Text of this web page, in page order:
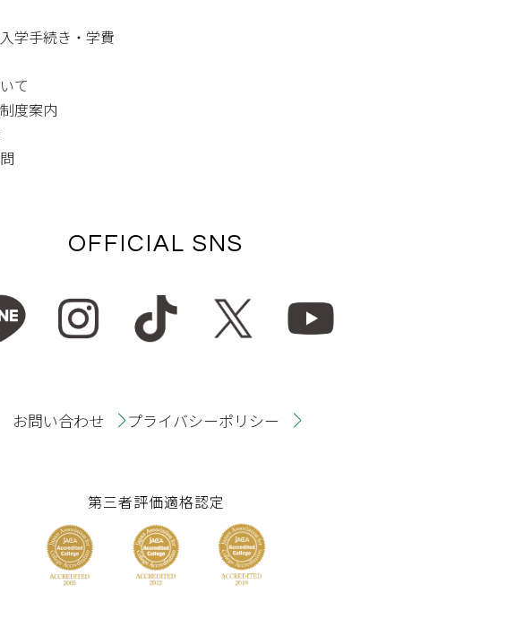
学手続き・学費
て
度案内
OFFICIAL SNS
お問い合わせ プライバシーポリシー
第三者評価適格認定